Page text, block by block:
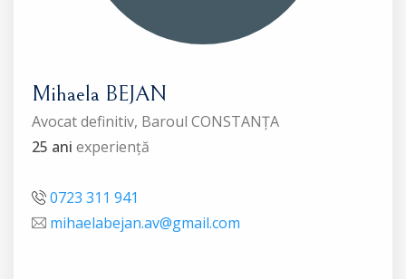
Mihaela BEJAN
Avocat definitiv, Baroul CONSTANȚA
25 ani experiență
0723 311 941
mihaelabejan.av@gmail.com